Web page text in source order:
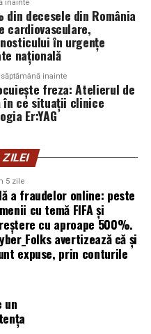
ales oamenii. Niciun
un utilizator să își
În acel moment,
linie de apărare”,
Officer
care a inclus în
furtul datelor până la
în principal
gazdă, însă
pot fi afectate
legătură directă cu
vânzarea de bilete.
contextul
inainte
din decesele din România
cardiovasculare,
în urgențe
națională
săptămână inainte
freza: Atelierul de
în ce situații clinice
Er:YAG
ZILEI
5 zile
a fraudelor online: peste
cu temă FIFA și
cu aproape 500%.
avertizează că și
expuse, prin conturile
un